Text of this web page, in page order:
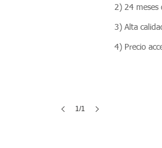
1/1
2) 24 meses
3) Alta
4) Precio